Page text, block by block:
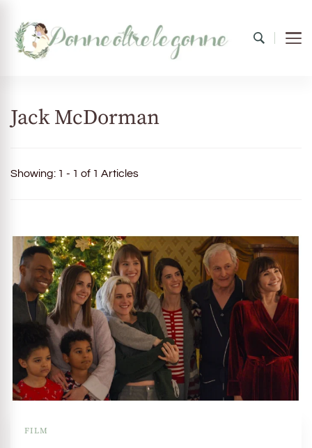
Jack McDorman
Showing: 1 - 1 of 1 Articles
FILM